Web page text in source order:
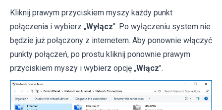
Kliknij prawym przyciskiem myszy każdy punkt
połączenia i wybierz „Wyłącz". Po wyłączeniu system nie
będzie już połączony z internetem. Aby ponownie włączyć
punkty połączeń, po prostu kliknij ponownie prawym
przyciskiem myszy i wybierz opcję „Włącz".